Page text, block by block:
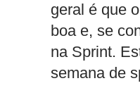
geral é que
boa e, se
na Sprint.
semana de